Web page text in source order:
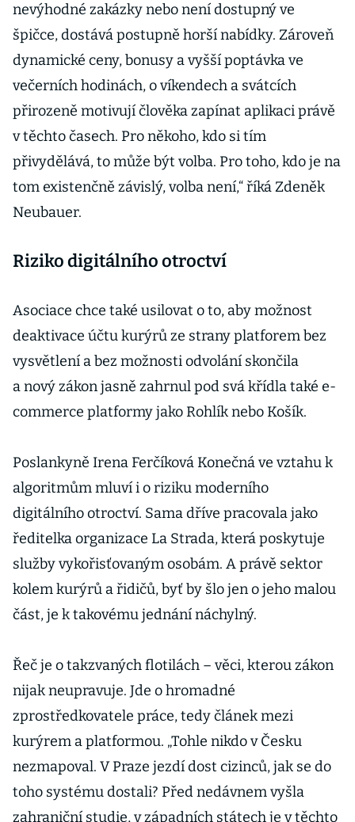
nevýhodné zakázky nebo není dostupný ve
špičce, dostává postupně horší nabídky. Zároveň
dynamické ceny, bonusy a vyšší poptávka ve
večerních hodinách, o víkendech a svátcích
přirozeně motivují člověka zapínat aplikaci právě
v těchto časech. Pro někoho, kdo si tím
přivydělává, to může být volba. Pro toho, kdo je na
tom existenčně závislý, volba není,“ říká Zdeněk
Neubauer.
Riziko digitálního otroctví
Asociace chce také usilovat o to, aby možnost
deaktivace účtu kurýrů ze strany platforem bez
vysvětlení a bez možnosti odvolání skončila
a nový zákon jasně zahrnul pod svá křídla také e-
commerce platformy jako Rohlík nebo Košík.
Poslankyně Irena Ferčíková Konečná ve vztahu k
algoritmům mluví i o riziku moderního
digitálního otroctví. Sama dříve pracovala jako
ředitelka organizace La Strada, která poskytuje
služby vykořisťovaným osobám. A právě sektor
kolem kurýrů a řidičů, byť by šlo jen o jeho malou
část, je k takovému jednání náchylný.
Řeč je o takzvaných flotilách – věci, kterou zákon
nijak neupravuje. Jde o hromadné
zprostředkovatele práce, tedy článek mezi
kurýrem a platformou. „Tohle nikdo v Česku
nezmapoval. V Praze jezdí dost cizinců, jak se do
toho systému dostali? Před nedávnem vyšla
zahraniční studie, v západních státech je v těchto